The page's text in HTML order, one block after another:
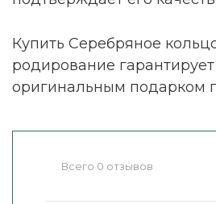
Купить Серебряное
родирование
оригинальным подарком
Всего 0 отзывов